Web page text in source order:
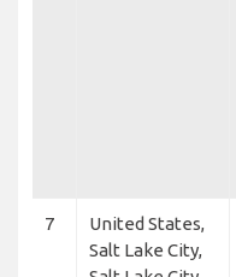
7
United States,
Salt Lake City,